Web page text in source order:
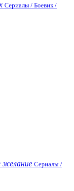
Сериалы / Боевик /
желание Сериалы /